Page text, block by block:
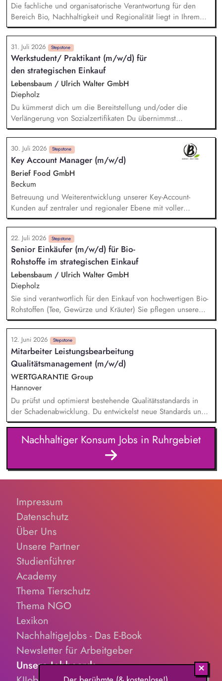
Die fachliche und organisatorische Verantwortung für den
Bereich Bio, Nachhaltigkeit und Regionalität liegt in Ihrem
Aufgabenbereich. Neue Ideen bringen Sie aktiv ein,
gestalten Veränderungen kreativ mit und treiben die
strategische Weiterentwicklung des Bereichs mit analytischem
Denken voran. Sortiments- und Nachhaltigkeitsstrategien
entwickeln Sie weiter und setzen Impulse für ein
zukunftsfähiges Angebot und stellen dabei sicher, dass
relevante Qualitäts-, Nachhaltigkeits- und
Zertifizierungsanforderungen berücksichtigt werden. Sie
analysieren Markt-, Kunden- und Sortimentsentwicklungen und
leiten daraus konkrete Maßnahmen ab. Potenziale für
nachhaltige, regionale und biologische Sortimente
identifizieren Sie und begleiten deren Umsetzung.
31. Juli 2026 Stepstone
Werkstudent/ Praktikant (m/w/d) für
den strategischen Einkauf
Lebensbaum / Ulrich Walter GmbH
Diepholz
Du kümmerst dich um die Bereitstellung und/oder die
Verlängerung von Sozialzertifikaten Du übernimmst
verschiedene Recherchetätigkeiten Du hilfst bei der
Angebotserstellung und kümmerst dich um das
Stammdatenmanagement Du unterstützt uns bei den
Vorbereitungen für Audits Du kümmerst dich um das
Informations- und Datenmanagement im Bereich Einkauf
30. Juli 2026 Stepstone
Key Account Manager (m/w/d)
Berief Food GmbH
Beckum
Betreuung und Weiterentwicklung unserer Key-Account-
Kunden auf zentraler und regionaler Ebene mit voller
Umsatz-, Absatz- und Ertragsverantwortung. Entwicklung und
Umsetzung kundenindividueller Distributions- und
Wachstumsstrategien sowie Identifikation neuer
Geschäftsfelder. Kontinuierliche Analyse von Markt- und
Wettbewerbsentwicklungen sowie Ableitung gezielter
Maßnahmen auch im Sinne des Category-Managements.
Umsetzung von Produkteinführungen und Promotions sowie
Erstellung von Angeboten und Aktionsvorschlägen.
22. Juli 2026 Stepstone
Senior Einkäufer (m/w/d) für Bio-
Rohstoffe im strategischen Einkauf
Lebensbaum / Ulrich Walter GmbH
Diepholz
Sie sind verantwortlich für den Einkauf von hochwertigen Bio-
Rohstoffen (Tee, Gewürze und Kräuter) Sie pflegen unsere
Lieferantenbeziehungen und entwickeln diese strategisch
weiter Sie analysieren den Markt und bauen neue nachhaltige
Beschaffungsquellen im Ursprung auf Die Umsetzung von
Verbesserungspotenzialen und Innovationen entlang der
Lieferkette gehört zu Ihren Aufgaben Sie arbeiten eng mit
den Abteilungen Produktentwicklung, Qualitätswesen,
Marketing und Vertrieb zusammen
12. Juni 2026 Stepstone
Mitarbeiter Leistungsbearbeitung
Qualitätsmanagement (m/w/d)
WERTGARANTIE Group
Hannover
Du prüfst und optimierst bestehende Qualitätsstandards in
der Schadenabwicklung. Du entwickelst neue Standards und
setzt sie um, um ein erstklassiges Servicelevel
sicherzustellen. Du baust aussagekräftige Qualitätskennzahlen
auf, behältst sie im Blick und entwickelst sie kontinuierlich
weiter. Du konzipierst und führst Schulungen für
Mitarbeitende durch. Du verbesserst Prozesse proaktiv, indem
du Feedback und Qualitätsdaten strukturiert analysierst.
Nachhaltiger Konsum Jobs in Ruhrgebiet
Impressum
Datenschutz
Über Uns
Unsere Partner
Studienführer
Academy
Thema Tierschutz
Thema NGO
Lexikon
NachhaltigeJobs - Das E-Book
Newsletter für Arbeitgeber
Unsere Jobboards